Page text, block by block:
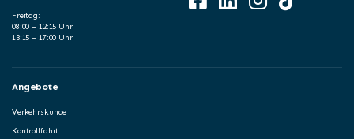
Freitag:
08:00 – 12:15 Uhr
13:15 – 17:00 Uhr
Angebote
Verkehrskunde
Kontrollfahrt